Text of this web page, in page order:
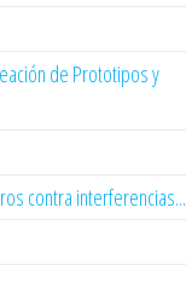
de Prototipos y
contra interferencias...